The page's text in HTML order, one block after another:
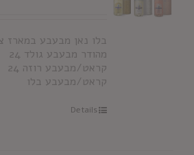
בלו נאן מבעבע במארז
מהודר מבעבע גולד 24
קראט/מבעבע רוזה 24
קראט/מבעבע בלו
Details